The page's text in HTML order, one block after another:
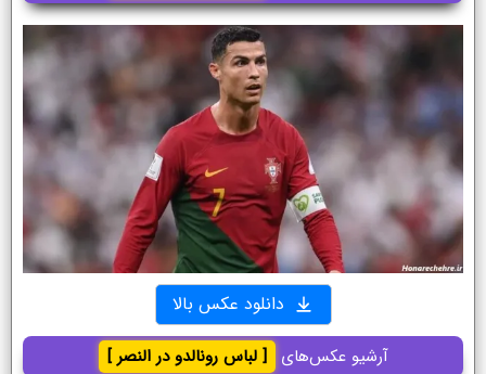
دانلود عکس بالا
آرشیو عکس‌های [ لباس رونالدو در النصر ]